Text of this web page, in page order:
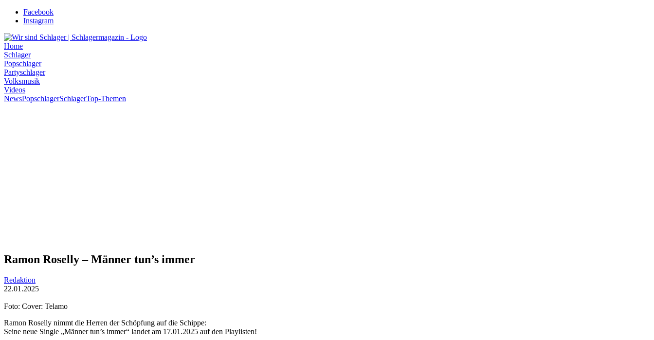
Zum
Inhalt
Facebook
Instagram
Home
Schlager
Popschlager
Partyschlager
Volksmusik
Videos
NewsPopschlagerSchlagerTop-Themen
Ramon Roselly – Männer tun’s immer
Redaktion
22.01.2025
Foto: Cover: Telamo
Ramon Roselly nimmt die Herren der Schöpfung auf die Schippe:
Seine neue Single „Männer tun’s immer“ landet am 17.01.2025 auf den Playlisten!